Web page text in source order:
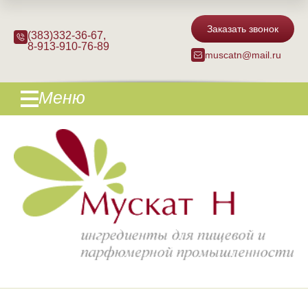
(383)332-36-67,
8-913-910-76-89
Заказать звонок
muscatn@mail.ru
Меню